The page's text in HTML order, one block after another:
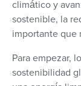
climático y
sostenible, la
importante que
Para empezar,
sostenibilidad